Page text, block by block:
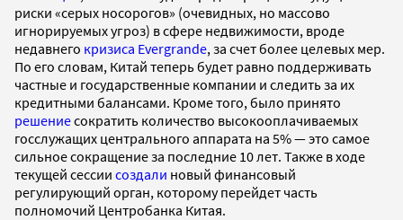
риски «серых носорогов» (очевидных, но массово
игнорируемых угроз) в сфере недвижимости, вроде
недавнего кризиса Evergrande, за счет более целевых мер.
По его словам, Китай теперь будет равно поддерживать
частные и государственные компании и следить за их
кредитными балансами. Кроме того, было принято
решениесократить количество высокооплачиваемых
госслужащих центрального аппарата на 5% — это самое
сильное сокращение за последние 10 лет. Также в ходе
текущей сессии создали новый финансовый
регулирующий орган, которому перейдет часть
полномочий Центробанка Китая.